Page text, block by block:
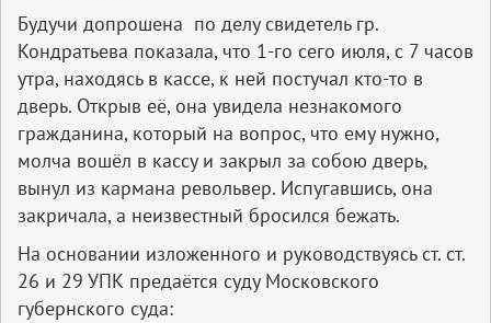
Будучи допрошена по делу свидетель гр.
Кондратьева показала, что 1-­го сего июля, с 7 часов
утра, находясь в кассе, к ней постучал кто-­то в
дверь. Открыв её, она увидела незнакомого
гражданина, который на вопрос, что ему нужно,
молча вошёл в кассу и закрыл за собою дверь,
вынул из кармана револьвер. Испугавшись, она
закричала, а неизвестный бросился бежать.
На основании изложенного и руководствуясь ст. ст.
26 и 29 УПК предаётся суду Московского
губернского суда: